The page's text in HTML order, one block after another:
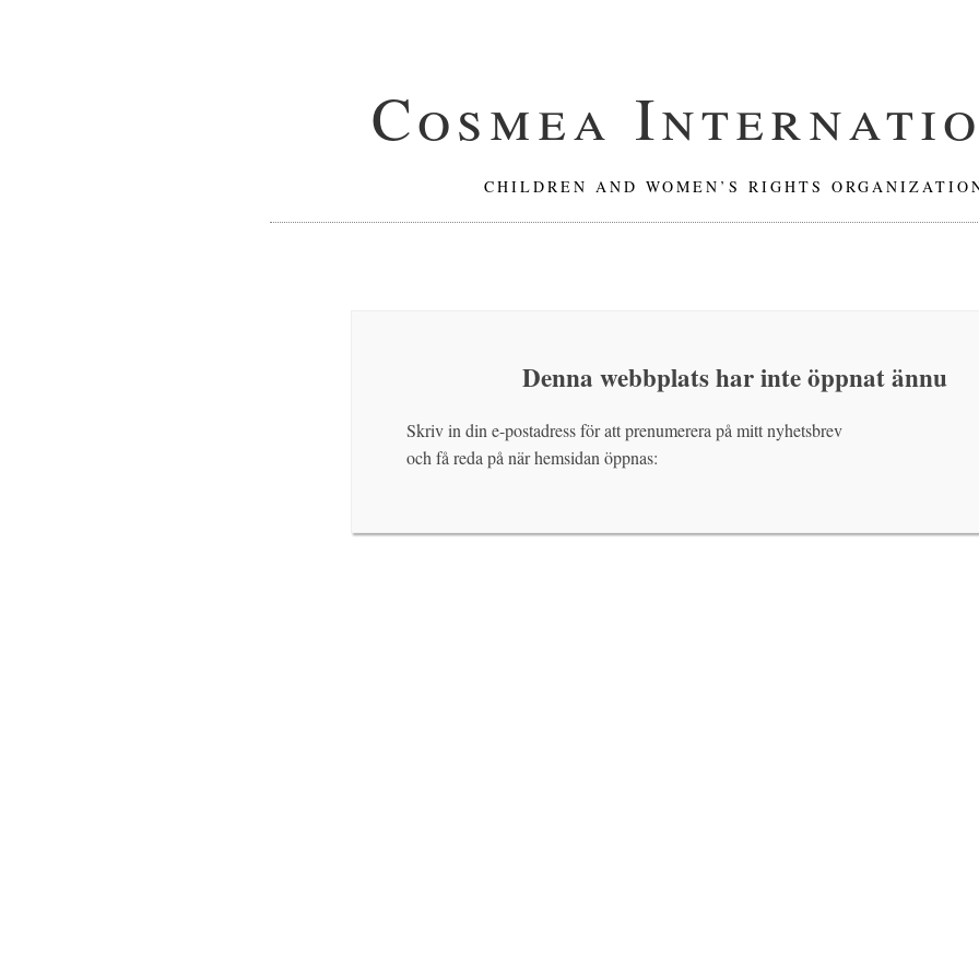
Cosmea
CHILDREN AND WOMEN’S RIGHTS
Denna webbplats har inte öppnat ännu
Skriv in din e-postadress för att prenumerera på mitt nyhetsbrev
och få reda på när hemsidan öppnas: